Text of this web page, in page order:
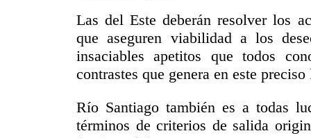
Las del Este deberán resolver los
que aseguren viabilidad a los
insaciables apetitos que todos
contrastes que genera en este
Río Santiago también es a todas
términos de criterios de salida